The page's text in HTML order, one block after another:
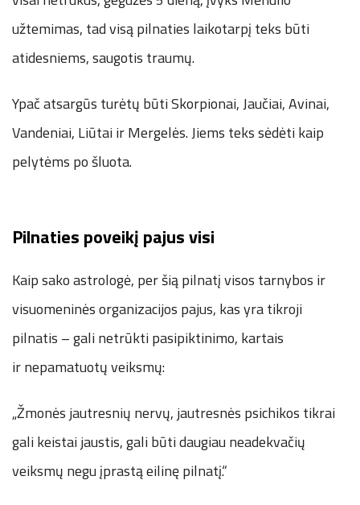
užtemimas, tad visą pilnaties laikotarpį teks būti
atidesniems, saugotis traumų.
Ypač atsargūs turėtų būti Skorpionai, Jaučiai, Avinai,
Vandeniai, Liūtai ir Mergelės. Jiems teks sėdėti kaip
pelytėms po šluota.
Pilnaties poveikį pajus visi
Kaip sako astrologė, per šią pilnatį visos tarnybos ir
visuomeninės organizacijos pajus, kas yra tikroji
pilnatis – gali netrūkti pasipiktinimo, kartais
ir nepamatuotų veiksmų:
„Žmonės jautresnių nervų, jautresnės psichikos tikrai
gali keistai jaustis, gali būti daugiau neadekvačių
veiksmų negu įprastą eilinę pilnatį.“